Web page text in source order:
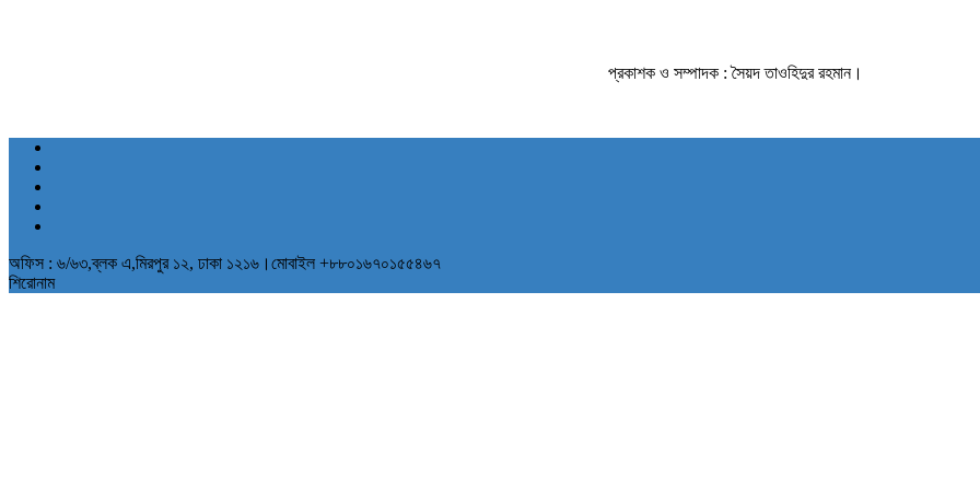
প্রকাশক ও সম্পাদক : সৈয়দ তাওহিদুর রহমান।
অফিস : ৬/৬৩,ব্লক এ,মিরপুর ১২, ঢাকা ১২১৬।মোবাইল +৮৮০১৬৭০১৫৫৪৬৭
শিরোনাম